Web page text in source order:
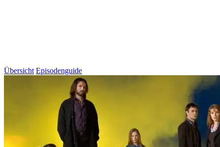
Übersicht Episodenguide